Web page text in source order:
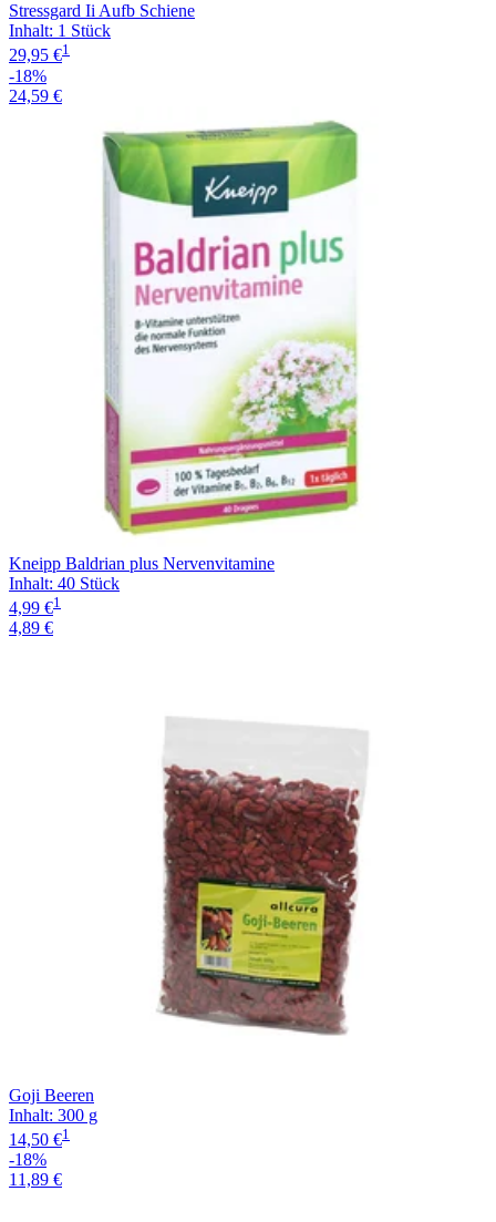
Stressgard Ii Aufb Schiene
Inhalt: 1 Stück
29,95 €1
-18%
24,59 €
Kneipp Baldrian plus Nervenvitamine
Inhalt: 40 Stück
4,99 €1
4,89 €
Goji Beeren
Inhalt: 300 g
14,50 €1
-18%
11,89 €